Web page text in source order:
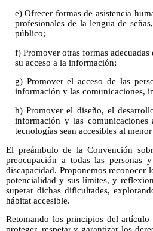
e) Ofrecer formas de asistencia
profesionales de la lengua de
público;
f) Promover otras formas
su acceso a la información;
g) Promover el acceso de las
información y las comunicaciones,
h) Promover el diseño, el
información y las comunicaciones
tecnologías sean accesibles al
El preámbulo de la Convención
preocupación a todas las personas
discapacidad. Proponemos reconocer
potencialidad y sus límites, y
superar dichas dificultades,
hábitat accesible.
Retomando los principios del